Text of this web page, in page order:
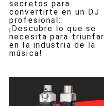
secretos para
convertirte en un DJ
profesional:
¡Descubre lo que se
necesita para triunfar
en la industria de la
música!